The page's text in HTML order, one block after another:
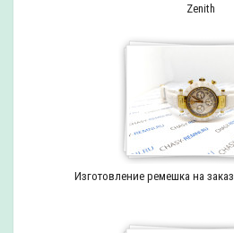
Zenith
Изготовление ремешка на